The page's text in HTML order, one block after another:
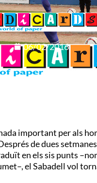
06/02/2016
important per als
de dues
en els sis punts
el Sabadell vol